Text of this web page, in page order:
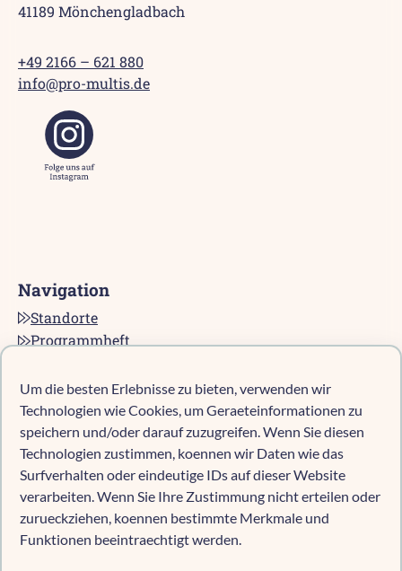
Um die besten Erlebnisse zu bieten, verwenden wir
Technologien wie Cookies, um Geraeteinformationen zu
speichern und/oder darauf zuzugreifen. Wenn Sie diesen
Technologien zustimmen, koennen wir Daten wie das
Surfverhalten oder eindeutige IDs auf dieser Website
verarbeiten. Wenn Sie Ihre Zustimmung nicht erteilen oder
zurueckziehen, koennen bestimmte Merkmale und
Funktionen beeintraechtigt werden.
41189 Mönchengladbach
+49 2166 – 621 880
info@pro-multis.de
Navigation
Standorte
Programmheft
Karriere bei pro multis
Impressum
Datenschutz
Cookie-Richtlinie (EU)
Kind anmelden